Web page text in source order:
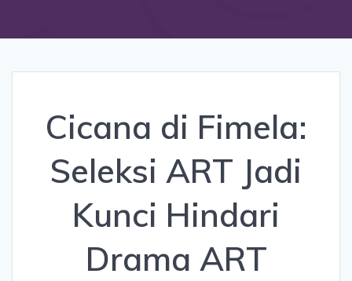
Cicana di Fimela:
Seleksi ART Jadi
Kunci Hindari
Drama ART